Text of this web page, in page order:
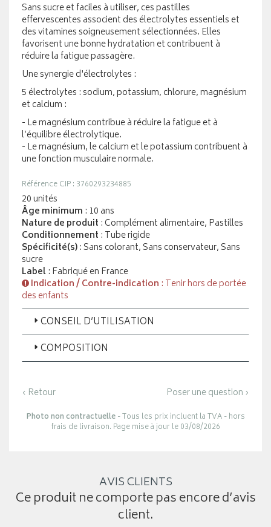
Sans sucre et faciles à utiliser, ces pastilles
effervescentes associent des électrolytes essentiels et
des vitamines soigneusement sélectionnées. Elles
favorisent une bonne hydratation et contribuent à
réduire la fatigue passagère.
Une synergie d'électrolytes :
5 électrolytes : sodium, potassium, chlorure, magnésium
et calcium :
- Le magnésium contribue à réduire la fatigue et à
l’équilibre électrolytique.
- Le magnésium, le calcium et le potassium contribuent à
une fonction musculaire normale.
Référence CIP : 3760293234885
20 unités
Âge minimum : 10 ans
Nature de produit : Complément alimentaire, Pastilles
Conditionnement : Tube rigide
Spécificité(s): Sans colorant, Sans conservateur, Sans
sucre
Label: Fabriqué en France
Indication / Contre-indication : Tenir hors de portée
des enfants
CONSEIL D’UTILISATION
COMPOSITION
‹ Retour Poser une question ›
Photo non contractuelle- Tous les prix incluent la TVA - hors
frais de livraison. Page mise à jour le 03/08/2026
AVIS CLIENTS
Ce produit ne comporte pas encore d’avis
client.